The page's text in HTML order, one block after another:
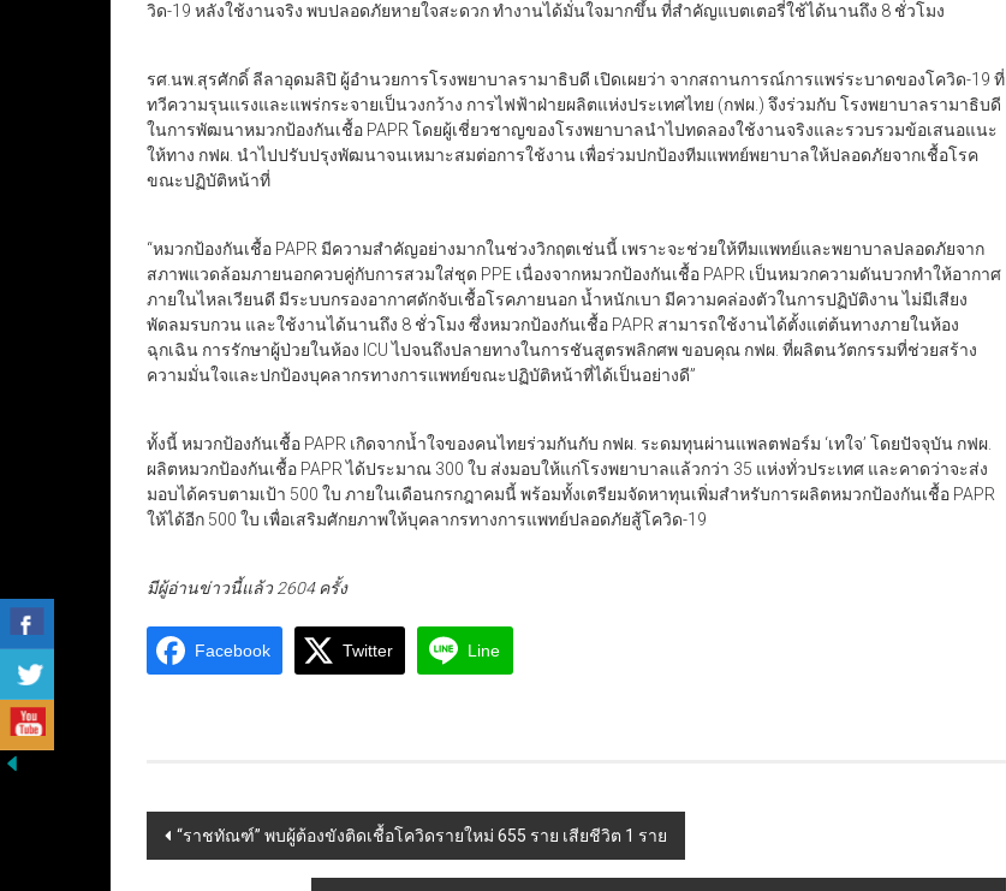
วิด-19 หลังใช้งานจริง พบปลอดภัยหายใจสะดวก ทำงานได้มั่นใจมากขึ้น ที่สำคัญแบตเตอรี่ใช้ได้นานถึง 8 ชั่วโมง
รศ.นพ.สุรศักดิ์ ลีลาอุดมลิปิ ผู้อำนวยการโรงพยาบาลรามาธิบดี เปิดเผยว่า จากสถานการณ์การแพร่ระบาดของโควิด-19 ที่
ทวีความรุนแรงและแพร่กระจายเป็นวงกว้าง การไฟฟ้าฝ่ายผลิตแห่งประเทศไทย (กฟผ.) จึงร่วมกับ โรงพยาบาลรามาธิบดี
ในการพัฒนาหมวกป้องกันเชื้อ PAPR โดยผู้เชี่ยวชาญของโรงพยาบาลนำไปทดลองใช้งานจริงและรวบรวมข้อเสนอแนะ
ให้ทาง กฟผ. นำไปปรับปรุงพัฒนาจนเหมาะสมต่อการใช้งาน เพื่อร่วมปกป้องทีมแพทย์พยาบาลให้ปลอดภัยจากเชื้อโรค
ขณะปฏิบัติหน้าที่
“หมวกป้องกันเชื้อ PAPR มีความสำคัญอย่างมากในช่วงวิกฤตเช่นนี้ เพราะจะช่วยให้ทีมแพทย์และพยาบาลปลอดภัยจาก
สภาพแวดล้อมภายนอกควบคู่กับการสวมใส่ชุด PPE เนื่องจากหมวกป้องกันเชื้อ PAPR เป็นหมวกความดันบวกทำให้อากาศ
ภายในไหลเวียนดี มีระบบกรองอากาศดักจับเชื้อโรคภายนอก น้ำหนักเบา มีความคล่องตัวในการปฏิบัติงาน ไม่มีเสียง
พัดลมรบกวน และใช้งานได้นานถึง 8 ชั่วโมง ซึ่งหมวกป้องกันเชื้อ PAPR สามารถใช้งานได้ตั้งแต่ต้นทางภายในห้อง
ฉุกเฉิน การรักษาผู้ป่วยในห้อง ICU ไปจนถึงปลายทางในการชันสูตรพลิกศพ ขอบคุณ กฟผ. ที่ผลิตนวัตกรรมที่ช่วยสร้าง
ความมั่นใจและปกป้องบุคลากรทางการแพทย์ขณะปฏิบัติหน้าที่ได้เป็นอย่างดี”
ทั้งนี้ หมวกป้องกันเชื้อ PAPR เกิดจากน้ำใจของคนไทยร่วมกันกับ กฟผ. ระดมทุนผ่านแพลตฟอร์ม ‘เทใจ’ โดยปัจจุบัน กฟผ.
ผลิตหมวกป้องกันเชื้อ PAPR ได้ประมาณ 300 ใบ ส่งมอบให้แก่โรงพยาบาลแล้วกว่า 35 แห่งทั่วประเทศ และคาดว่าจะส่ง
มอบได้ครบตามเป้า 500 ใบ ภายในเดือนกรกฎาคมนี้ พร้อมทั้งเตรียมจัดหาทุนเพิ่มสำหรับการผลิตหมวกป้องกันเชื้อ PAPR
ให้ได้อีก 500 ใบ เพื่อเสริมศักยภาพให้บุคลากรทางการแพทย์ปลอดภัยสู้โควิด-19
มีผู้อ่านข่าวนี้แล้ว 2604 ครั้ง
Facebook Twitter Line
Post
“ราชทัณฑ์” พบผู้ต้องขังติดเชื้อโควิดรายใหม่ 655 ราย เสียชีวิต 1 ราย